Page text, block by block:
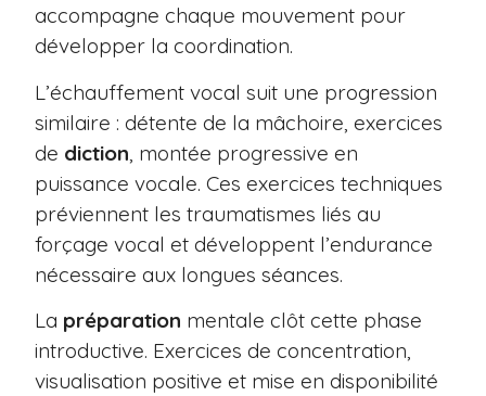
accompagne chaque mouvement pour
développer la coordination.
L’échauffement vocal suit une progression
similaire : détente de la mâchoire, exercices
de diction , montée progressive en
puissance vocale. Ces exercices techniques
préviennent les traumatismes liés au
forçage vocal et développent l’endurance
nécessaire aux longues séances.
La préparation mentale clôt cette phase
introductive. Exercices de concentration,
visualisation positive et mise en disponibilité